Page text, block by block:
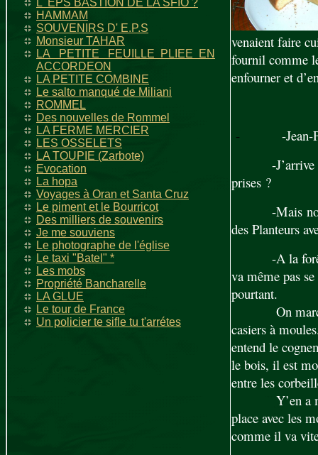
L' EPS BASTION DE LA SFIO ?
HAMMAM
SOUVENIRS D' E.P.S
Monsieur TAHAR
LA PETITE FEUILLE PLIEE EN
ACCORDEON
LA PETITE COMBINE
Le salto manqué de Miliani
ROMMEL
Des nouvelles de Rommel
LA FERME MERCIER
LES OSSELETS
LA TOUPIE (Zarbote)
Evocation
La hopa
Voyages à Oran et Santa Cruz
Le piment et le Bourricot
Des milliers de souvenirs
Je me souviens
Le photographe de l'église
Le taxi "Batel" *
Les mobs
Propriété Bancharelle
LA GLUE
Le tour de France
Un policier te sifle tu t'arrétes
venaient faire
fournil comme
enfourner et
- -Jean-
-
prises ?
-Mais
des Planteurs
-A la
va même pas
pourtant.
On
casiers à
entend le
le bois, il est
entre les
Y’en a
place avec les
comme il va